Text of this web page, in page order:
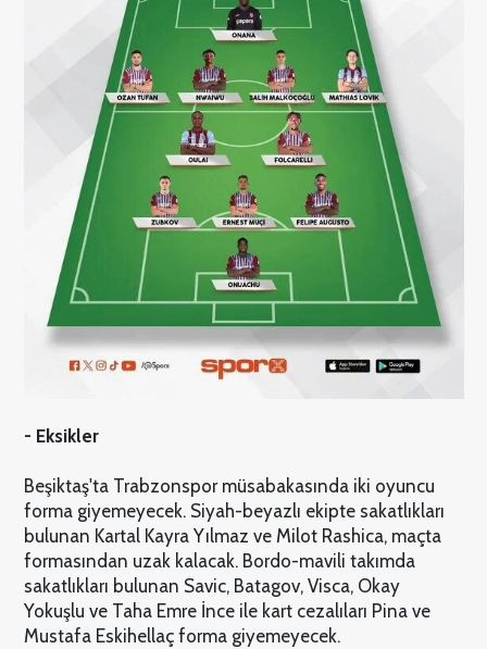
- Eksikler
Beşiktaş'ta Trabzonspor müsabakasında iki oyuncu
forma giyemeyecek. Siyah-beyazlı ekipte sakatlıkları
bulunan Kartal Kayra Yılmaz ve Milot Rashica, maçta
formasından uzak kalacak. Bordo-mavili takımda
sakatlıkları bulunan Savic, Batagov, Visca, Okay
Yokuşlu ve Taha Emre İnce ile kart cezalıları Pina ve
Mustafa Eskihellaç forma giyemeyecek.